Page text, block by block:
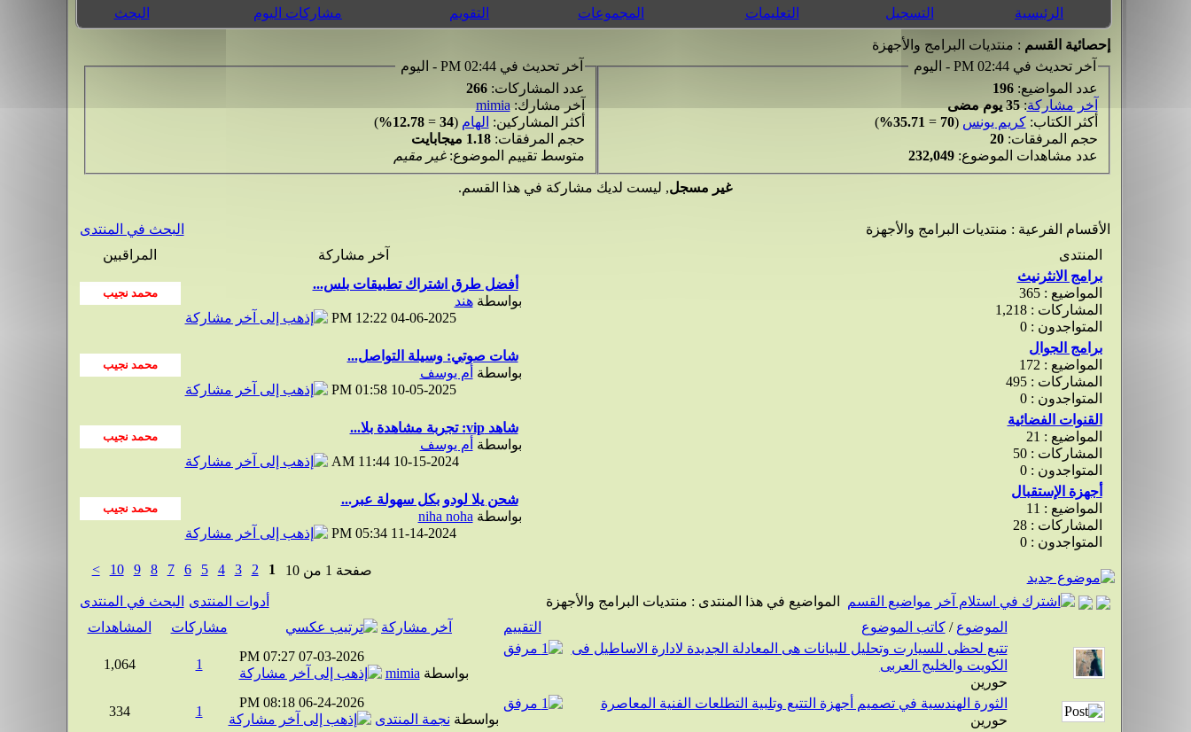
الرئيسية التسجيل التعليمات المجموعات التقويم مشاركات اليوم البحث
إحصائية القسم : منتديات البرامج والأجهزة
آخر تحديث في 02:44 PM - اليوم
عدد المواضيع:196
آخر مشاركة:35 يوم مضى
أكثر الكتاب:كريم يونس (
70
=
35.71%
)
حجم المرفقات:20
عدد مشاهدات الموضوع:232,049
آخر تحديث في 02:44 PM - اليوم
عدد المشاركات:266
آخر مشارك:mimia
أكثر المشاركين: الهام (
34
=
12.78%
)
حجم المرفقات:1.18 ميجابايت
متوسط تقييم الموضوع:غير مقيم
غير مسجل, ليست لديك مشاركة في هذا القسم.
الأقسام الفرعية : منتديات البرامج والأجهزة
البحث في المنتدى
المنتدى
آخر مشاركة
المراقبين
برامج الانثرنيث
المواضيع : 365
المشاركات : 1,218
المتواجدون : 0
أفضل طرق اشتراك تطبيقات بلس...
بواسطةهند
04-06-2025
12:22 PM
برامج الجوال
المواضيع : 172
المشاركات : 495
المتواجدون : 0
شات صوتي: وسيلة التواصل...
بواسطة أم يوسف
10-05-2025
01:58 PM
القنوات الفضائية
المواضيع : 21
المشاركات : 50
المتواجدون : 0
شاهد vip: تجربة مشاهدة بلا...
بواسطة أم يوسف
10-15-2024
11:44 AM
أجهزة الإستقبال
المواضيع : 11
المشاركات : 28
المتواجدون : 0
شحن يلا لودو بكل سهولة عبر...
بواسطة niha noha
11-14-2024
05:34 PM
صفحة 1 من 10 1
2
3
4
5
6
7
8
9
10
>
المواضيع في هذا المنتدى : منتديات البرامج والأجهزة أدوات المنتدى
البحث في المنتدى
التقييم
الموضوع / كاتب الموضوع آخر مشاركة مشاركات
المشاهدات
تتبع لحظى للسيارت وتحليل للبيانات هى المعادلة الجديدة لادارة الاساطيل فى
الكويت والخليج العربى
حورين
07-03-2026
07:27 PM
بواسطة mimia
1
1,064
الثورة الهندسية في تصميم أجهزة التتبع وتلبية التطلعات الفنية المعاصرة
حورين
06-24-2026
08:18 PM
بواسطة نجمة المنتدى
1
334